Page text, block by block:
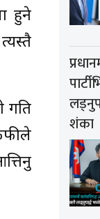
हुने
गति
शंका